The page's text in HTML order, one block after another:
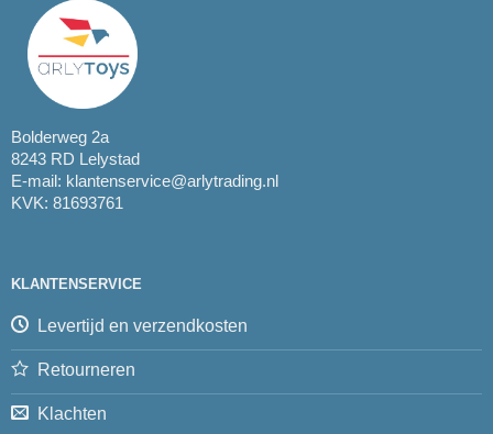
Bolderweg 2a
8243 RD Lelystad
E-mail: klantenservice@arlytrading.nl
KVK: 81693761
KLANTENSERVICE
Levertijd en verzendkosten
Retourneren
Klachten